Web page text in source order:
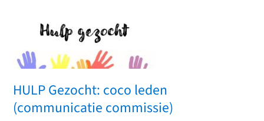
HULP Gezocht: coco leden
(communicatie commissie)